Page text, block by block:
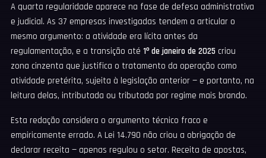
A quarta regularidade aparece na fase de defesa administrativa
e judicial. As 37 empresas investigadas tendem a articular o
mesmo argumento: a atividade era lícita antes da
regulamentação, e a transição até 1º de janeiro de 2025 criou
zona cinzenta que justifica o tratamento da operação como
atividade pretérita, sujeita à legislação anterior — e portanto, na
leitura delas, intributada ou tributada por regime mais brando.
Esta redação considera o argumento técnico fraco e
empiricamente errado. A Lei 14.790 não criou a obrigação de
declarar receita — apenas regulou o setor. Receita de apostas,